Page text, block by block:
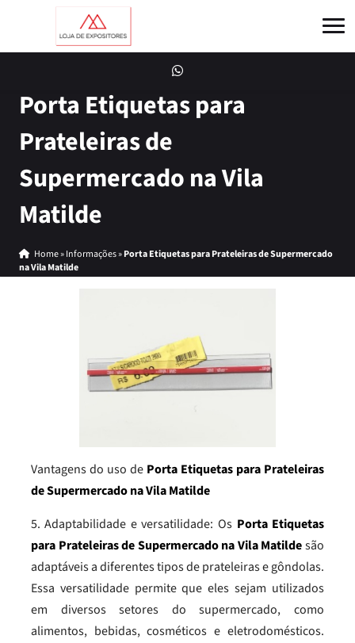
Porta Etiquetas para
Prateleiras de
Supermercado na Vila
Matilde
Home»Informações»Porta Etiquetas para Prateleiras de Supermercado
na Vila Matilde
Vantagens do uso de Porta Etiquetas para Prateleiras
de Supermercado na Vila Matilde
5. Adaptabilidade e versatilidade: Os Porta Etiquetas
para Prateleiras de Supermercado na Vila Matildesão
adaptáveis a diferentes tipos de prateleiras e gôndolas.
Essa versatilidade permite que eles sejam utilizados
em diversos setores do supermercado, como
alimentos, bebidas, cosméticos e eletrodomésticos.